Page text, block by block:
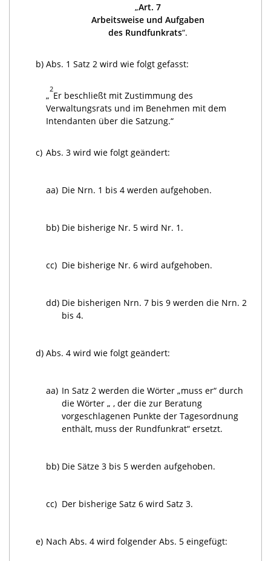
„Art. 7
Arbeitsweise und Aufgaben
des Rundfunkrats“.
b) Abs. 1 Satz 2 wird wie folgt gefasst:
„
2
Er beschließt mit Zustimmung des
Verwaltungsrats und im Benehmen mit dem
Intendanten über die Satzung.“
c) Abs. 3 wird wie folgt geändert:
aa) Die Nrn. 1 bis 4 werden aufgehoben.
bb) Die bisherige Nr. 5 wird Nr. 1.
cc) Die bisherige Nr. 6 wird aufgehoben.
dd) Die bisherigen Nrn. 7 bis 9 werden die Nrn. 2
bis 4.
d) Abs. 4 wird wie folgt geändert:
aa) In Satz 2 werden die Wörter „muss er“ durch
die Wörter „ , der die zur Beratung
vorgeschlagenen Punkte der Tagesordnung
enthält, muss der Rundfunkrat“ ersetzt.
bb) Die Sätze 3 bis 5 werden aufgehoben.
cc) Der bisherige Satz 6 wird Satz 3.
e) Nach Abs. 4 wird folgender Abs. 5 eingefügt: